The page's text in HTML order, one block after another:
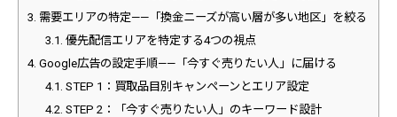
3. 需要エリアの特定——「換金ニーズが高い層が多い地区」を絞る
3.1. 優先配信エリアを特定する4つの視点
4. Google広告の設定手順——「今すぐ売りたい人」に届ける
4.1. STEP 1：買取品目別キャンペーンとエリア設定
4.2. STEP 2：「今すぐ売りたい人」のキーワード設計